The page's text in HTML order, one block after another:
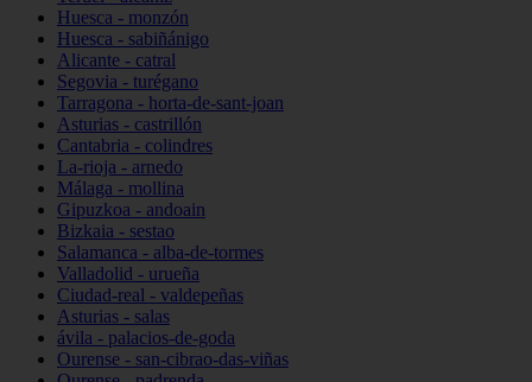
Huesca - monzón
Huesca - sabiñánigo
Alicante - catral
Segovia - turégano
Tarragona - horta-de-sant-joan
Asturias - castrillón
Cantabria - colindres
La-rioja - arnedo
Málaga - mollina
Gipuzkoa - andoain
Bizkaia - sestao
Salamanca - alba-de-tormes
Valladolid - urueña
Ciudad-real - valdepeñas
Asturias - salas
ávila - palacios-de-goda
Ourense - san-cibrao-das-viñas